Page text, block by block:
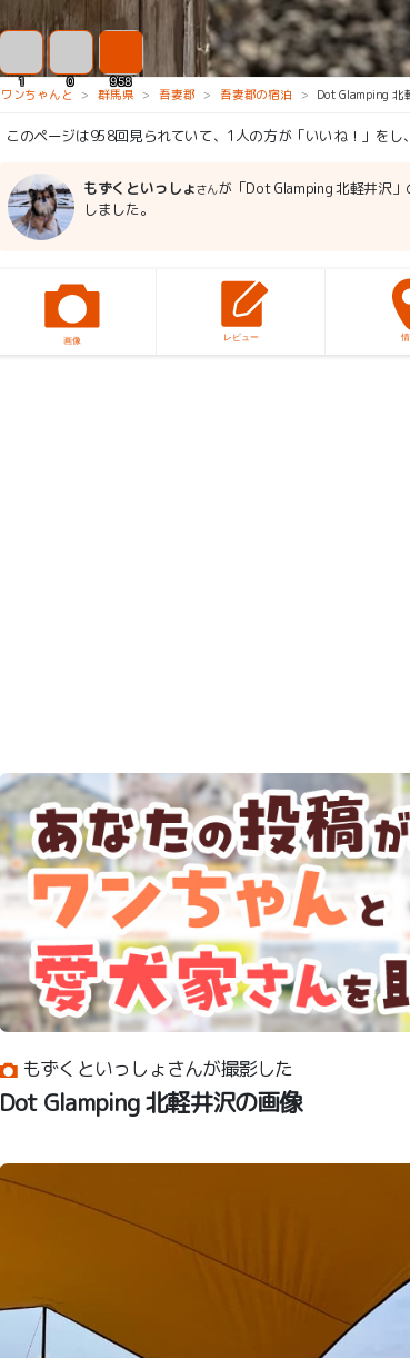
1 0 958
ワンちゃんと 群馬県 吾妻郡 吾妻郡の宿泊 Dot Glamping 北
このページは958回見られていて、1人の方が「いいね！」をし
もずくといっしょさんが「Dot Glamping 北軽井沢
しました。
画像 レビュー
もずくといっしょさんが撮影した
Dot Glamping 北軽井沢の画像